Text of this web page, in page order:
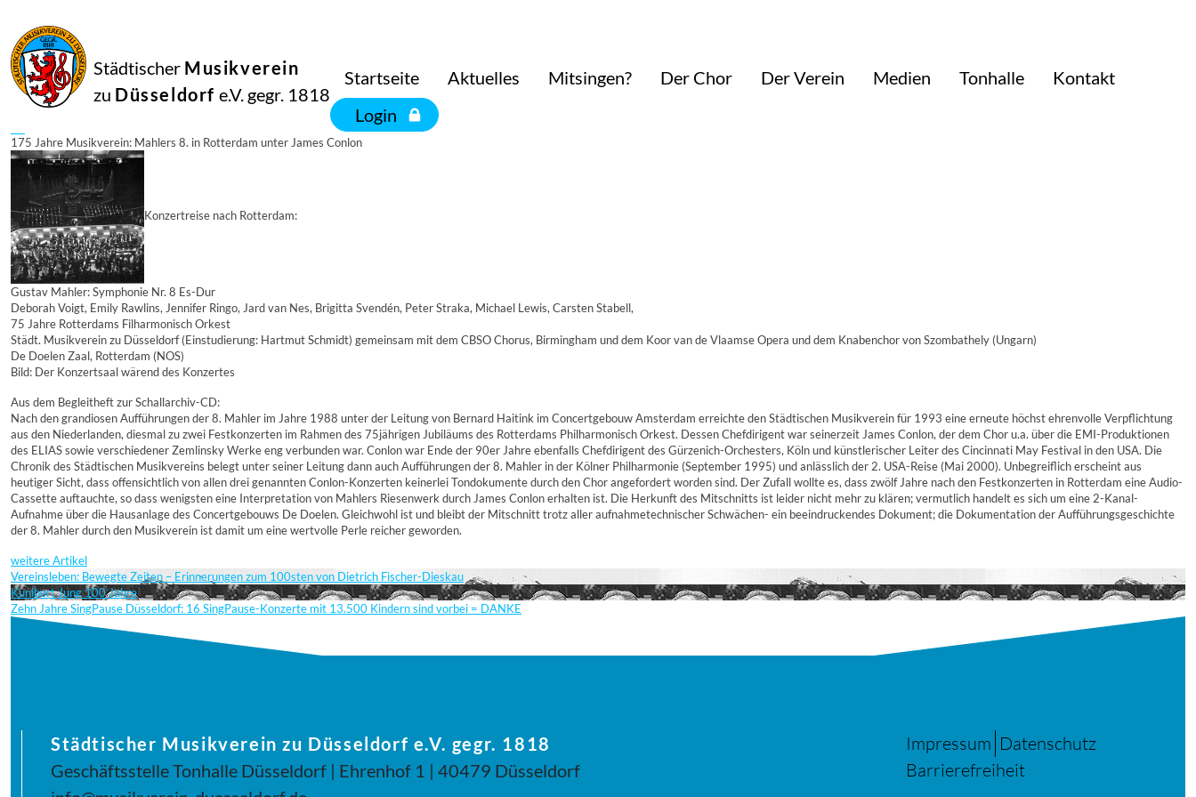
Städtischer Musikverein
zu Düsseldorf e.V. gegr. 1818
Startseite Aktuelles Mitsingen? Der Chor Der Verein Medien Tonhalle
Kontakt
Login
03
Dezember
1993
175 Jahre Musikverein: Mahlers 8. in Rotterdam unter James Conlon
Konzertreise nach Rotterdam:
Gustav Mahler: Symphonie Nr. 8 Es-Dur
Deborah Voigt, Emily Rawlins, Jennifer Ringo, Jard van Nes, Brigitta Svendén, Peter Straka, Michael Lewis, Carsten Stabell,
75 Jahre Rotterdams Filharmonisch Orkest
Städt. Musikverein zu Düsseldorf (Einstudierung: Hartmut Schmidt) gemeinsam mit dem CBSO Chorus, Birmingham und dem Koor van de Vlaamse Opera und dem Knabenchor von Szombathely (Ungarn)
De Doelen Zaal, Rotterdam (NOS)
Bild: Der Konzertsaal wärend des Konzertes
Aus dem Begleitheft zur Schallarchiv-CD:
Nach den grandiosen Aufführungen der 8. Mahler im Jahre 1988 unter der Leitung von Bernard Haitink im Concertgebouw Amsterdam erreichte den Städtischen Musikverein für 1993 eine erneute höchst ehrenvolle Verpflichtung
aus den Niederlanden, diesmal zu zwei Festkonzerten im Rahmen des 75jährigen Jubiläums des Rotterdams Philharmonisch Orkest. Dessen Chefdirigent war seinerzeit James Conlon, der dem Chor u.a. über die EMI-Produktionen
des ELIAS sowie verschiedener Zemlinsky Werke eng verbunden war. Conlon war Ende der 90er Jahre ebenfalls Chefdirigent des Gürzenich-Orchesters, Köln und künstlerischer Leiter des Cincinnati May Festival in den USA. Die
Chronik des Städtischen Musikvereins belegt unter seiner Leitung dann auch Aufführungen der 8. Mahler in der Kölner Philharmonie (September 1995) und anlässlich der 2. USA-Reise (Mai 2000). Unbegreiflich erscheint aus
heutiger Sicht, dass offensichtlich von allen drei genannten Conlon-Konzerten keinerlei Tondokumente durch den Chor angefordert worden sind. Der Zufall wollte es, dass zwölf Jahre nach den Festkonzerten in Rotterdam eine Audio-
Cassette auftauchte, so dass wenigsten eine Interpretation von Mahlers Riesenwerk durch James Conlon erhalten ist. Die Herkunft des Mitschnitts ist leider nicht mehr zu klären; vermutlich handelt es sich um eine 2-Kanal-
Aufnahme über die Hausanlage des Concertgebouws De Doelen. Gleichwohl ist und bleibt der Mitschnitt trotz aller aufnahmetechnischer Schwächen- ein beeindruckendes Dokument; die Dokumentation der Aufführungsgeschichte
der 8. Mahler durch den Musikverein ist damit um eine wertvolle Perle reicher geworden.
weitere Artikel
Vereinsleben: Bewegte Zeiten – Erinnerungen zum 100sten von Dietrich Fischer-Dieskau
Kunibert Jung 100 Jahre
Zehn Jahre SingPause Düsseldorf: 16 SingPause-Konzerte mit 13.500 Kindern sind vorbei = DANKE
Städtischer Musikverein zu Düsseldorf e.V. gegr. 1818
Geschäftsstelle Tonhalle Düsseldorf | Ehrenhof 1 | 40479 Düsseldorf
Impressum Datenschutz
Barrierefreiheit